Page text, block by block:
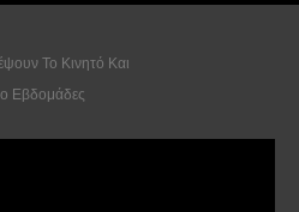
Το Κινητό Και
Εβδομάδες